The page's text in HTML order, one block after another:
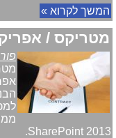
המשך לקרוא »
מטריקס /
פורסם
2013 SharePoint.